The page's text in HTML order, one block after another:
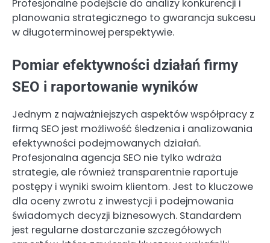
Profesjonalne podejście do analizy konkurencji i
planowania strategicznego to gwarancja sukcesu
w długoterminowej perspektywie.
Pomiar efektywności działań firmy
SEO i raportowanie wyników
Jednym z najważniejszych aspektów współpracy z
firmą SEO jest możliwość śledzenia i analizowania
efektywności podejmowanych działań.
Profesjonalna agencja SEO nie tylko wdraża
strategie, ale również transparentnie raportuje
postępy i wyniki swoim klientom. Jest to kluczowe
dla oceny zwrotu z inwestycji i podejmowania
świadomych decyzji biznesowych. Standardem
jest regularne dostarczanie szczegółowych